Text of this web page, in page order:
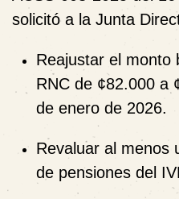
solicitó a la Junta
Reajustar el monto
RNC de ¢82.000 a
de enero de 2026.
Revaluar al menos
de pensiones del